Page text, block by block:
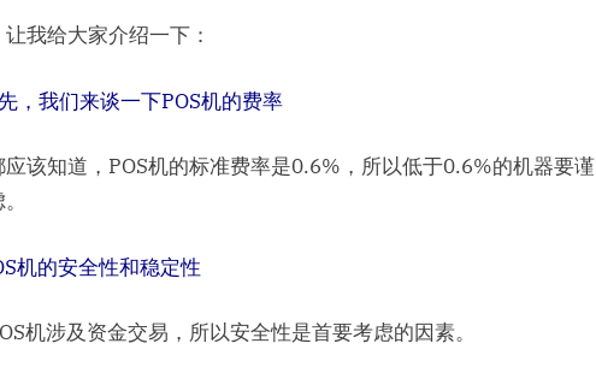
我给大家介绍一下：
，我们来谈一下POS机的费率
应该知道，POS机的标准费率是0.6%，所以低于0.6%的机器要谨
机的安全性和稳定性
机涉及资金交易，所以安全性是首要考虑的因素。